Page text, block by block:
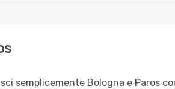
semplicemente Bologna e Paros